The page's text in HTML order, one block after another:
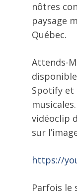
nôtres
paysage
Québec.
Attends-
Spotify et
vidéoclip
sur
https://
Parfois le